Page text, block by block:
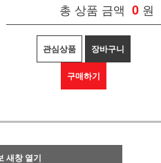
총 상품 금액 0 원
관심상품 장바구니
구매하기
새창 열기